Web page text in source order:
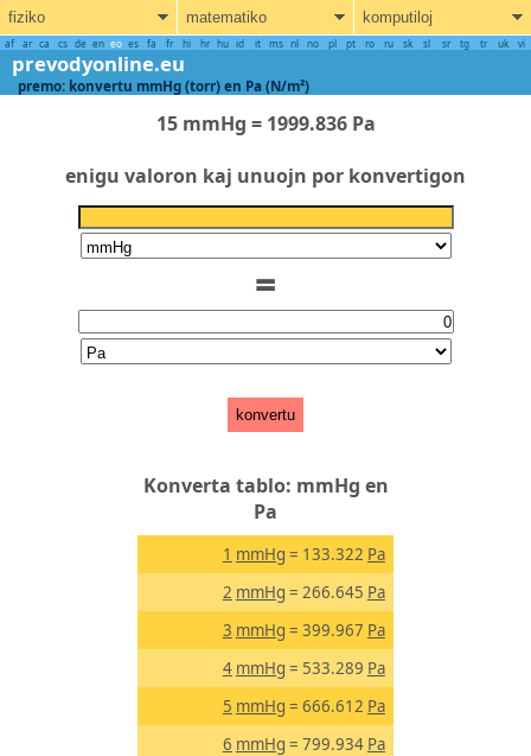
fiziko matematiko komputiloj
af ar ca cs de en eo es fa fr hi hr hu id it ms nl no pl pt ro ru sk sl sr tg tr uk vi
prevodyonline.eu
premo: konvertu mmHg (torr) en Pa (N/m²)
15 mmHg = 1999.836 Pa
enigu valoron kaj unuojn por konvertigon
=
konvertu
Konverta tablo: mmHg en
Pa
1 mmHg = 133.322 Pa
2 mmHg = 266.645 Pa
3 mmHg = 399.967 Pa
4 mmHg = 533.289 Pa
5 mmHg = 666.612 Pa
6 mmHg = 799.934 Pa